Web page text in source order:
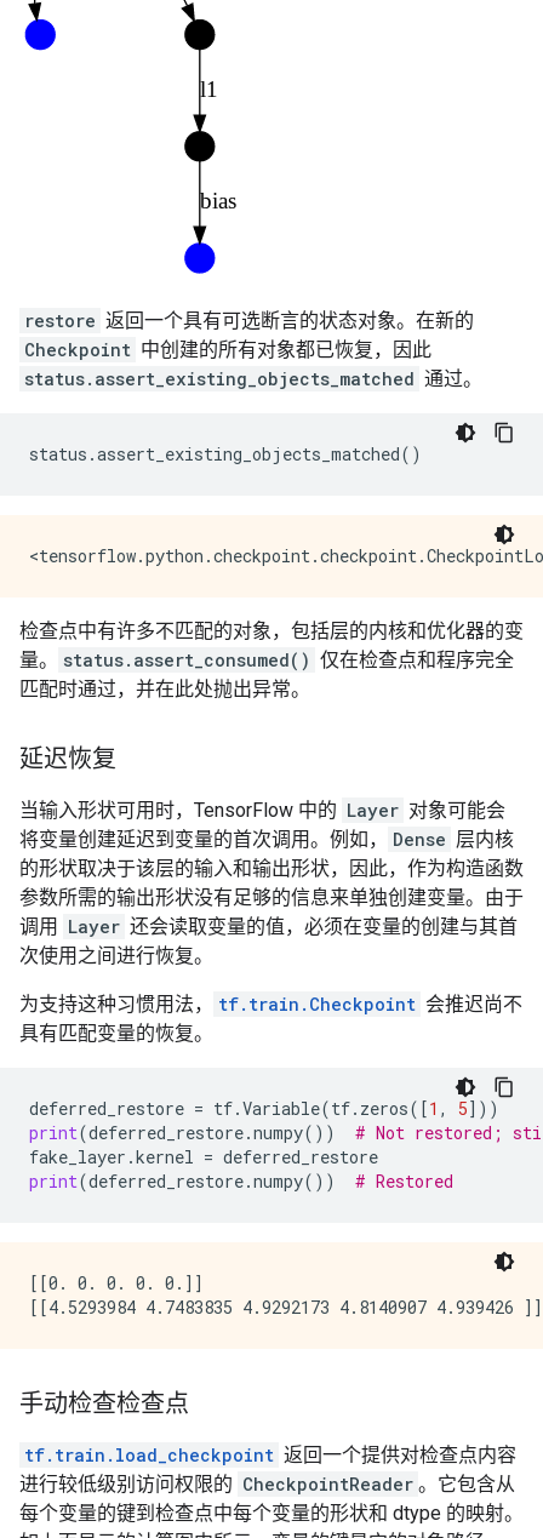
restore 返回一个具有可选断言的状态对象。在新的
Checkpoint 中创建的所有对象都已恢复，因此
status.assert_existing_objects_matched 通过。
status .assert_existing_objects_matched()
检查点中有许多不匹配的对象，包括层的内核和优化器的变
量。
status.assert_consumed() 仅在检查点和程序完全
匹配时通过，并在此处抛出异常。
延迟恢复
当输入形状可用时，TensorFlow 中的 Layer 对象可能会
将变量创建延迟到变量的首次调用。例如，
Dense 层内核
的形状取决于该层的输入和输出形状，因此，作为构造函数
参数所需的输出形状没有足够的信息来单独创建变量。由于
调用
Layer 还会读取变量的值，必须在变量的创建与其首
次使用之间进行恢复。
为支持这种习惯用法， tf.train.Checkpoint 会推迟尚不
具有匹配变量的恢复。
deferred_restore = tf.Variable(tf. zeros([1 , 5]))
print(deferred_restore.numpy())
# Not restored;
fake_layer .kernel = deferred_restore
print(deferred_restore.numpy()) # Restored
[[0. 0. 0. 0. 0.]]
手动检查检查点
tf.train.load_checkpoint 返回一个提供对检查点内容
进行较低级别访问权限的 CheckpointReader 。它包含从
每个变量的键到检查点中每个变量的形状和 dtype 的映射。